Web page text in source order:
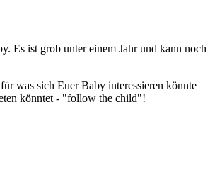
Es ist grob unter einem Jahr und kann noch
was sich Euer Baby interessieren könnte
könntet - "follow the child"!